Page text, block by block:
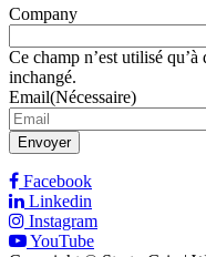
Company
Ce champ n’est utilisé
inchangé.
Email(Nécessaire)
Envoyer
Facebook
Linkedin
Instagram
YouTube